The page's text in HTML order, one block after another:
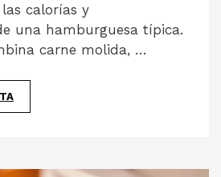
calorías y
una hamburguesa típica.
carne molida, …